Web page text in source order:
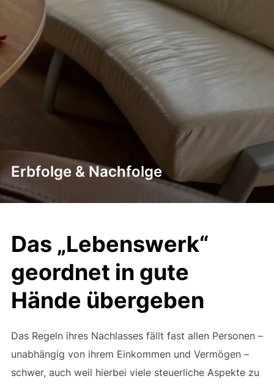
Erbfolge & Nachfolge
Das „Lebenswerk“
geordnet in gute
Hände übergeben
Das Regeln ihres Nachlasses fällt fast allen Personen –
unabhängig von ihrem Einkommen und Vermögen –
schwer, auch weil hierbei viele steuerliche Aspekte zu